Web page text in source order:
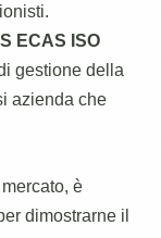
ECAS ISO
gestione della
azienda che
è
dimostrarne il